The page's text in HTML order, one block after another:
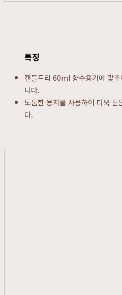
특징
캔들트리 60ml 향수용기에 맞
니다.
도톰한 용지를 사용하여 더욱 튼
다.